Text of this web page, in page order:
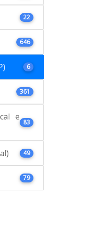
22
646
6
361
e
83
49
79